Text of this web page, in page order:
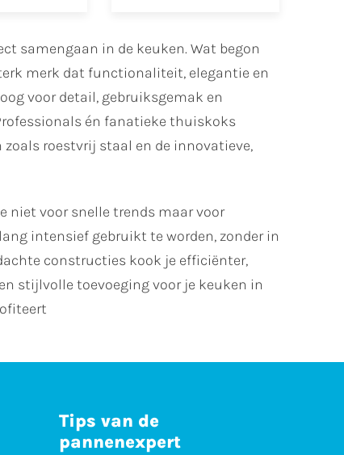
samengaan in de keuken. Wat begon
merk dat functionaliteit, elegantie en
voor detail, gebruiksgemak en
én fanatieke thuiskoks
roestvrij staal en de innovatieve,
niet voor snelle trends maar voor
intensief gebruikt te worden, zonder in
constructies kook je efficiënter,
stijlvolle toevoeging voor je keuken in
Tips van de
pannenexpert